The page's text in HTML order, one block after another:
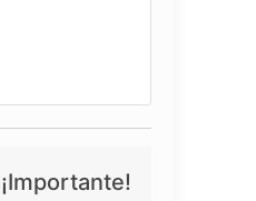
¡Importante!